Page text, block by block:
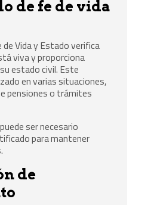
de fe de vida
de Vida y Estado verifica
viva y proporciona
estado civil. Este
en varias situaciones,
pensiones o trámites
ser necesario
para mantener
de